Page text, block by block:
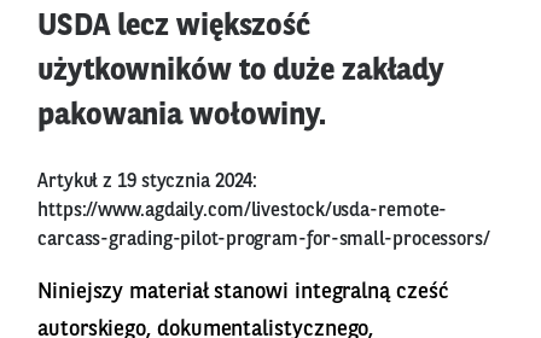
USDA lecz większość
użytkowników to duże zakłady
pakowania wołowiny.
Artykuł z 19 stycznia 2024:
https://www.agdaily.com/livestock/usda-remote-
carcass-grading-pilot-program-for-small-processors/
Niniejszy materiał stanowi integralną cześć
autorskiego, dokumentalistycznego,